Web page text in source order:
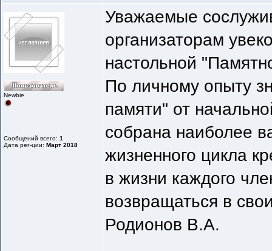
Newbie
Сообщений всего: 1
Дата рег-ции: Март 2018
Уважаемые
организаторам
настольной
По личному опыту
памяти" от
собрана наиболее
жизненного цикла
в жизни каждого
возвращаться в
Родионов В.А.